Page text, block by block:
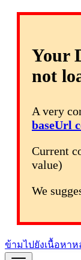
Your
not
A very
baseUrl
Current
value)
We
ข้ามไปยังเนื้อหาห